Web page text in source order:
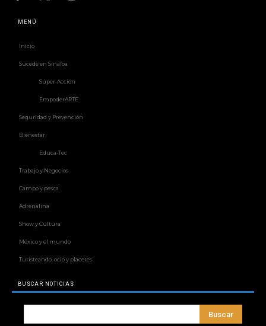
MENÚ
Inicio
Sucede en Sinaloa
Súper-Acción
EmpoderARTE
Seguridad y Prevención
Bienestar
Educa-Tec
Trabajo y Negocios
Campo y pesca
Adrenalina
Show y Cultura
México y el mundo
Turisteando, ocio y placeres
BUSCAR NOTICIAS
Buscar